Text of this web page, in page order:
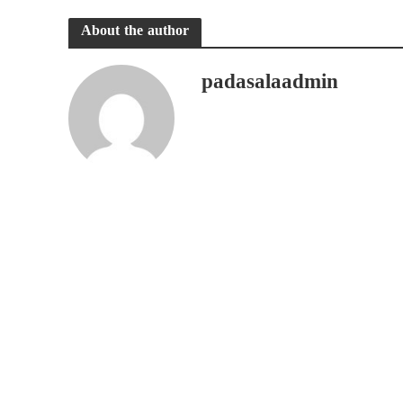
About the author
padasalaadmin